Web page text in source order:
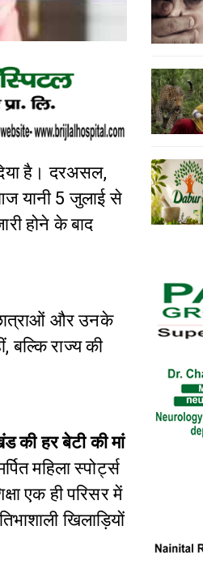
है। दरअसल,
यानी 5 जुलाई से
होने के बाद
और उनके
बल्कि राज्य की
की हर बेटी की मां
महिला स्पोर्ट्स
एक ही परिसर में
खिलाड़ियों